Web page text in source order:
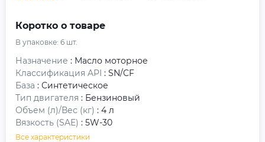
Коротко о товаре
В упаковке: 6 шт.
Назначение : Масло моторное
Классификация API : SN/CF
База : Синтетическое
Тип двигателя : Бензиновый
Объем (л)/Вес (кг) : 4 л
Вязкость (SAE) : 5W-30
Все характеристики